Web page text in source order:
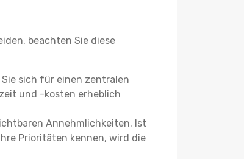
beachten Sie diese
Sie sich für einen zentralen
und -kosten erheblich
Annehmlichkeiten. Ist
Prioritäten kennen, wird die